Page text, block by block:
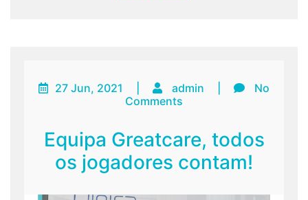
27 Jun, 2021 admin
No
Comments
Equipa Greatcare, todos
os jogadores contam!